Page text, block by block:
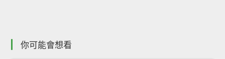
你可能會想看